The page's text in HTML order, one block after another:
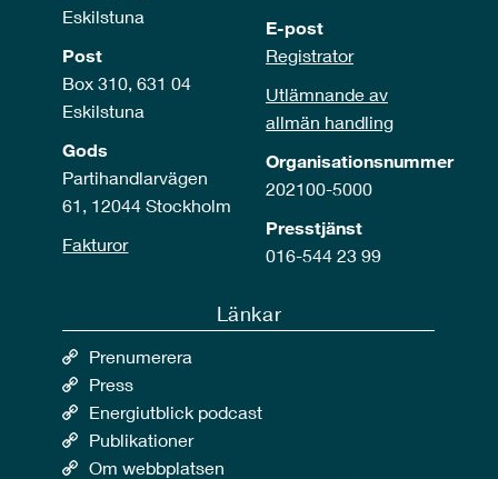
Eskilstuna
Post
Box 310, 631 04
Eskilstuna
Gods
Partihandlarvägen
61, 12044 Stockholm
Fakturor
E-post
Registrator
Utlämnande av
allmän handling
Organisationsnummer
202100-5000
Presstjänst
016-544 23 99
Länkar
Prenumerera
Press
Energiutblick podcast
Publikationer
Om webbplatsen